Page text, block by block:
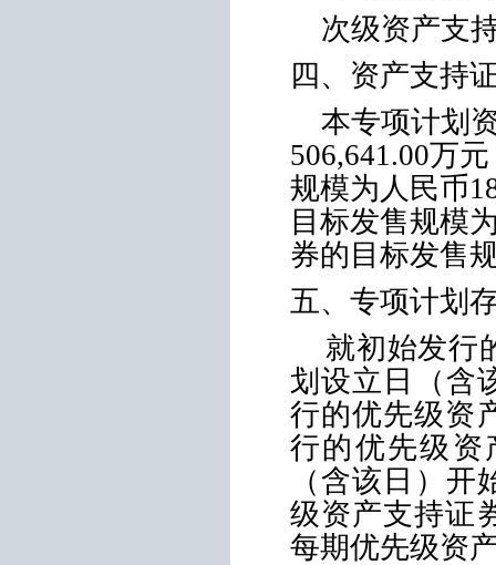
次级资产支
四、资产支持
本专项计划
506,641.00万
规模为人民币
目标发售规模
券的目标发售
五、专项计划
就初始发行
划设立日（含
行的优先级资
行的优先级资
（含该日）
级资产支持证
每期优先级资